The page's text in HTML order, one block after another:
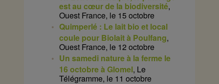
est au cœur de la biodiversité,
Ouest France, le 15 octobre
Quimperlé : Le lait bio et local
coule pour Biolait à Poulfang,
Ouest France, le 12 octobre
Un samedi nature à la ferme le
16 octobre à Glomel, Le
Télégramme, le 11 octobre